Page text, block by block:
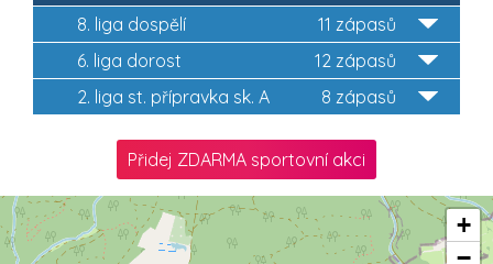
11 zápasů
8. liga dospělí
12 zápasů
6. liga dorost
8 zápasů
2. liga st. přípravka sk. A
Přidej ZDARMA sportovní akci
+
−